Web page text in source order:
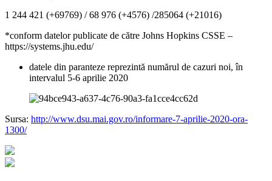
1 244 421 (+69769) / 68 976 (+4576) /285064 (+21016)
*conform datelor publicate de către Johns Hopkins CSSE –
https://systems.jhu.edu/
datele din paranteze reprezintă numărul de cazuri noi, în
intervalul 5-6 aprilie 2020
Sursa: http://www.dsu.mai.gov.ro/informare-7-aprilie-2020-ora-
1300/